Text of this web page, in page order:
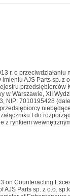
r. o
AJS Parts sp.
w Warszawie, XII
NIP: 7010195428
I do
rynkiem
on Counteracting
Parts sp. z o.o.